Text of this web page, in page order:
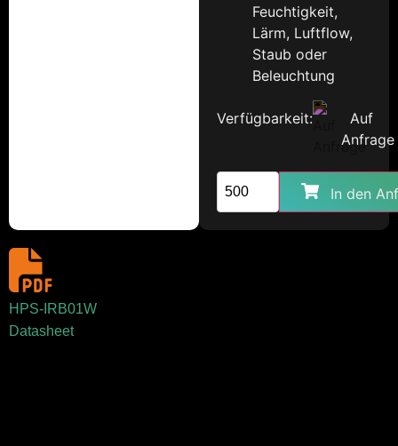
Feuchtigkeit,
Lärm, Luftflow,
Staub oder
Beleuchtung
Verfügbarkeit:
Auf
Anfrage
In den
HPS-IRB01W
Datasheet